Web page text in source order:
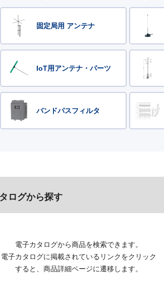
固定局用 アンテナ
IoT用アンテナ・パーツ
バンドパスフィルタ
ログから探す
電子カタログから商品を検索できます。
電子カタログに掲載されているリンクをクリック
すると、商品詳細ページに遷移します。